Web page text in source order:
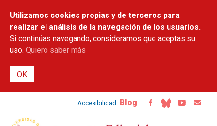
contenido
principal
Utilizamos cookies propias y de terceros para
realizar el análisis de la navegación de los usuarios.
Si continúas navegando, consideramos que aceptas su
uso. Quiero saber más
Accesibilidad Blog